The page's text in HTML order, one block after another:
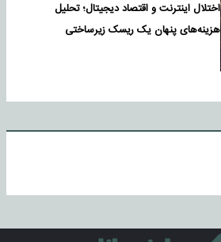
اختلال اینترنت و اقتصاد دیجیتال؛ تحلیل
هزینه‌های پنهان یک ریسک زیرساختی